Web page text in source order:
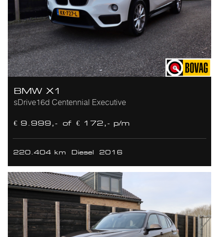
BMW X1
sDrive16d Centennial Executive
€ 9.999,- of € 172,- p/m
220.404 km Diesel 2016